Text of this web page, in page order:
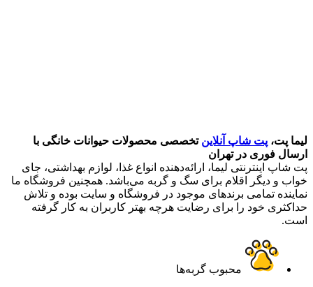
لیما پت، پت شاپ آنلاین تخصصی محصولات حیوانات خانگی با
ارسال فوری در تهران
پت شاپ اینترنتی لیما، ارائه‌دهنده انواع غذا، لوازم بهداشتی، جای
خواب و دیگر اقلام برای سگ و گربه می‌باشد. همچنین فروشگاه ما
نماینده تمامی برندهای موجود در فروشگاه و سایت بوده و تلاش
حداکثری خود را برای رضایت هرچه بهتر کاربران به کار گرفته
است.
محبوب گربه‌ها